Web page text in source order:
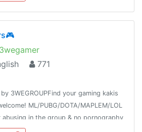
771
3WEGROUPFind your gaming kakis
ML/PUBG/DOTA/MAPLEM/LOL
abusing in the group & no pornography
found will be remove from the group.